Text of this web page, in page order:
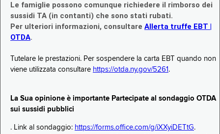
Le famiglie possono comunque richiedere il rimborso dei
sussidi TA (in contanti) che sono stati rubati.
Per ulteriori informazioni, consultare Allerta truffe EBT |
OTDA.
Tutelare le prestazioni. Per sospendere la carta EBT quando non
viene utilizzata consultare https://otda.ny.gov/5261 .
La Sua opinione è importante Partecipate al sondaggio OTDA
sui sussidi pubblici
. Link al sondaggio: https://forms.office.com/g/iXXyiDETtG.